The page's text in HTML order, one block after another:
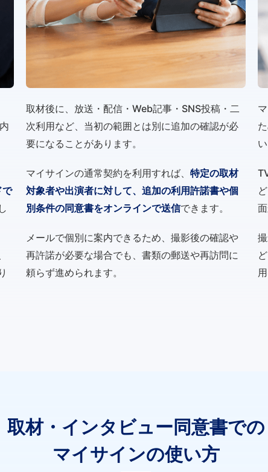
で
し
取材後に、放送・配信・Web記事・SNS投稿・二
次利用など、当初の範囲とは別に追加の確認が必
要になることがあります。
マイサインの通常契約を利用すれば、特定の取材
対象者や出演者に対して、追加の利用許諾書や個
別条件の同意書をオンラインで送信できます。
メールで個別に案内できるため、撮影後の確認や
再許諾が必要な場合でも、書類の郵送や再訪問に
頼らず進められます。
取材・インタビュー同意書での
マイサインの使い方